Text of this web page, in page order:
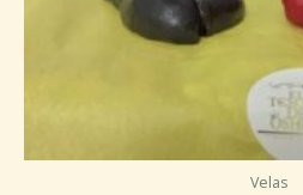
Velas